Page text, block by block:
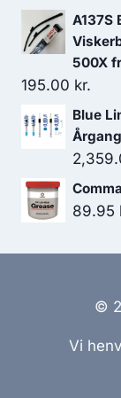
A137S
500X
195.00 kr.
Blue
89.95
©
Vi